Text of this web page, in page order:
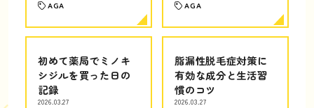
AGA AGA
初めて薬局でミノキ
シジルを買った日の
記録
2026.03.27
脂漏性脱毛症対策に
有効な成分と生活習
慣のコツ
2026.03.27